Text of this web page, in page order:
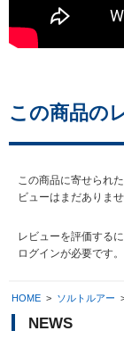
この商品の
この商品に寄せられ
ビューはまだありませ
レビューを評価する
ログインが必要です。
HOME > ソルトルアー
NEWS